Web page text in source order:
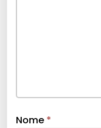
Nome *